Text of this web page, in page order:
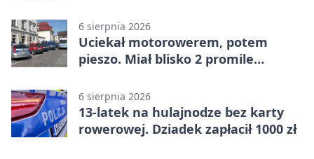
6 sierpnia 2026
Uciekał motorowerem, potem
pieszo. Miał blisko 2 promile
6 sierpnia 2026
13-latek na hulajnodze bez karty
rowerowej. Dziadek zapłacił 1000 zł